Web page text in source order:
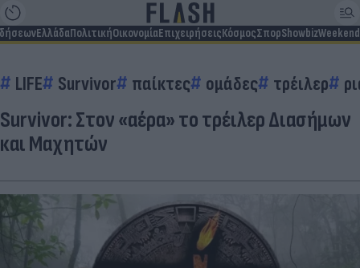
ΕλλάδαΠολιτικήΟικονομίαΕπιχειρήσειςΚόσμοςΣπορShowbizWeekend
LIFE Survivor παίκτες ομάδες τρέιλερ
Survivor: Στον «αέρα» το τρέιλερ Διασήμων
και Μαχητών